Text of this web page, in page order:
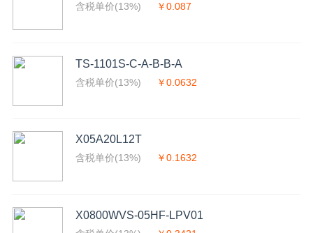
含税单价(13%) ￥0.087
TS-1101S-C-A-B-B-A
含税单价(13%) ￥0.0632
X05A20L12T
含税单价(13%) ￥0.1632
X0800WVS-05HF-LPV01